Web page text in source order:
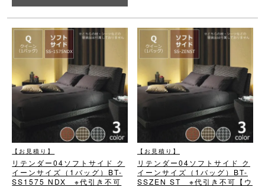
【お見積り】
リテンダー04ソフトサイド ク
イーンサイズ（1バッグ） BT-
SS1575 NDX ※代引き不可
【お見積り】
リテンダー04ソフトサイド ク
イーンサイズ（1バッグ） BT-
SSZEN ST ※代引き不可 【ウ